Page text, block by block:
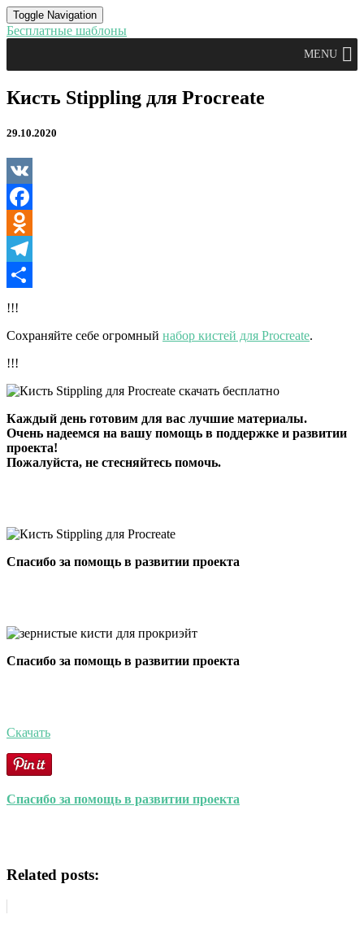
Toggle Navigation
Бесплатные шаблоны
MENU
Кисть
Stippling
Procreate
Кисть Stippling для Procreate
29.10.2020
VK
Facebook
Odnoklassniki
Telegram
Отправить
!!!
Сохраняйте себе огромный набор кистей для Procreate.
!!!
Каждый день готовим для вас лучшие материалы.
Очень надеемся на вашу помощь в поддержке и развитии
проекта!
Пожалуйста, не стесняйтесь помочь.
Спасибо за помощь в развитии проекта
Спасибо за помощь в развитии проекта
Скачать
Спасибо за помощь в развитии проекта
Related posts: